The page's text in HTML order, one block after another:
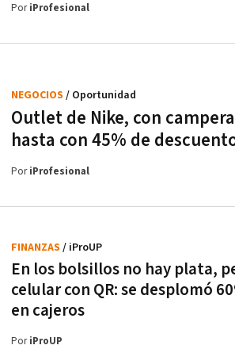
PoriProfesional
Outlet de Nike, con
hasta con 45% de
NEGOCIOS / Oportunidad
PoriProfesional
En los bolsillos no hay plata,
celular con QR: se desplomó
en cajeros
FINANZAS / iProUP
PoriProUP